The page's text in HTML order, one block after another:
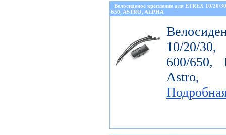
Велосиденое крепление для ETREX 10/
650, ASTRO, ALPHA
10/20/
600/650,
Astro,